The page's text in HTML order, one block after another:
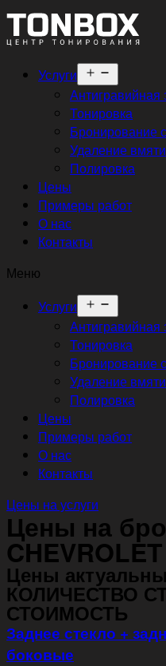
Услуги
меню
Антигравийная
Тонировка
Бронирование
Удаление
Полировка
Цены
Примеры работ
О нас
Контакты
Меню
Услуги
меню
Антигравийная
Тонировка
Бронирование
Удаление
Полировка
Цены
Примеры работ
О нас
Контакты
Цены на услуги
Цены на
Цены
КОЛИЧЕСТВО
СТОИМОСТЬ
Заднее стекло +
боковые